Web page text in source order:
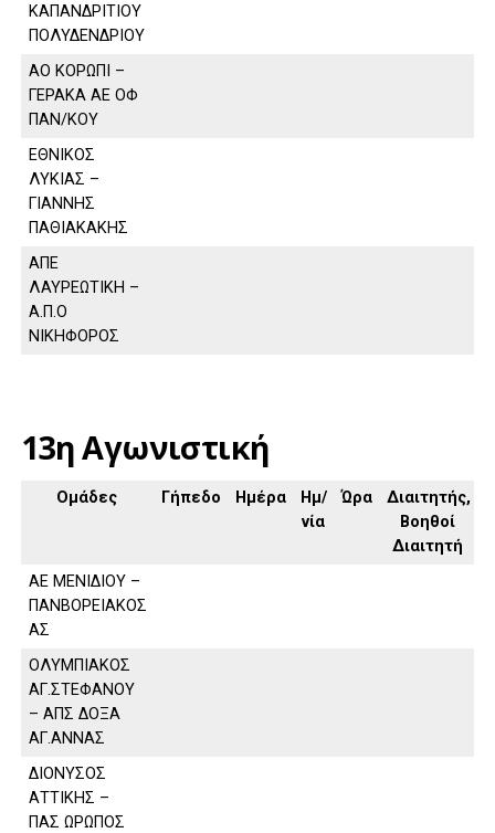
ΚΑΠΑΝΔΡΙΤΙΟΥ
ΠΟΛΥΔΕΝΔΡΙΟΥ
ΑΟ ΚΟΡΩΠΙ –
ΓΕΡΑΚΑ ΑΕ ΟΦ
ΠΑΝ/ΚΟΥ
ΕΘΝΙΚΟΣ
ΛΥΚΙΑΣ –
ΓΙΑΝΝΗΣ
ΠΑΘΙΑΚΑΚΗΣ
ΑΠΕ
ΛΑΥΡΕΩΤΙΚΗ –
Α.Π.Ο
ΝΙΚΗΦΟΡΟΣ
13η Αγωνιστική
Ομάδες Γήπεδο Ημέρα
Ημ/
νία
Ώρα
Διαιτητής,
Βοηθοί
Διαιτητή
ΑΕ ΜΕΝΙΔΙΟΥ –
ΠΑΝΒΟΡΕΙΑΚΟΣ
ΑΣ
ΟΛΥΜΠΙΑΚΟΣ
ΑΓ.ΣΤΕΦΑΝΟΥ
– ΑΠΣ ΔΟΞΑ
ΑΓ.ΑΝΝΑΣ
ΔΙΟΝΥΣΟΣ
ΑΤΤΙΚΗΣ –
ΠΑΣ ΩΡΩΠΟΣ